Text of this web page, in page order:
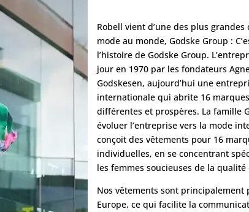
Robell vient d’une des plus grandes
mode au monde, Godske Group :
l’histoire de Godske Group.
jour en 1970 par les fondateurs
Godskesen, aujourd’hui une
internationale qui abrite 16
différentes et prospères. La famille
évoluer l’entreprise vers la mode
conçoit des vêtements pour 16
individuelles, en se concentrant
les femmes soucieuses de la qualité
Nos vêtements sont principalement
Europe, ce qui facilite la